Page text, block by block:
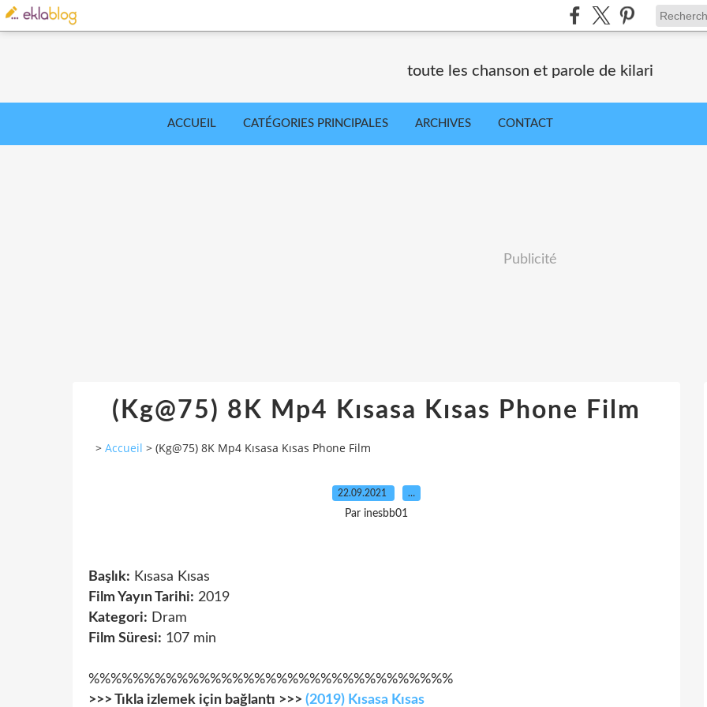
toute les chanson et parole de kilari
ACCUEIL CATÉGORIES PRINCIPALES ARCHIVES CONTACT
Publicité
(Kg@75) 8K Mp4 Kısasa Kısas Phone Film
> Accueil > (Kg@75) 8K Mp4 Kısasa Kısas Phone Film
22.09.2021 …
Par inesbb01
Başlık: Kısasa Kısas
Film Yayın Tarihi: 2019
Kategori: Dram
Film Süresi: 107 min
%%%%%%%%%%%%%%%%%%%%%%%%%%%%%%%%%
>>> Tıkla izlemek için bağlantı >>> (2019) Kısasa Kısas